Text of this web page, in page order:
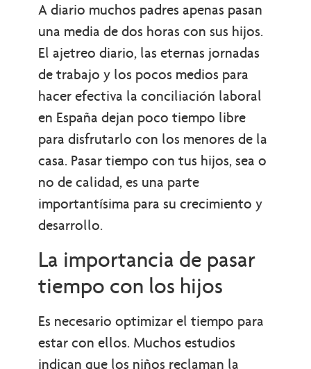
A diario muchos padres apenas pasan
una media de dos horas con sus hijos.
El ajetreo diario, las eternas jornadas
de trabajo y los pocos medios para
hacer efectiva la conciliación laboral
en España dejan poco tiempo libre
para disfrutarlo con los menores de la
casa. Pasar tiempo con tus hijos, sea o
no de calidad, es una parte
importantísima para su crecimiento y
desarrollo.
La importancia de pasar
tiempo con los hijos
Es necesario optimizar el tiempo para
estar con ellos. Muchos estudios
indican que los niños reclaman la